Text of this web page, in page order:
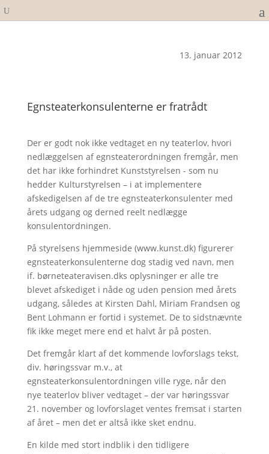
13. januar 2012
Egnsteaterkonsulenterne er fratrådt
Der er godt nok ikke vedtaget en ny teaterlov, hvori
nedlæggelsen af egnsteaterordningen fremgår, men
det har ikke forhindret Kunststyrelsen ­- som nu
hedder Kulturstyrelsen – i at implementere
afskedigelsen af de tre egnsteaterkonsulenter med
årets udgang og derned reelt nedlægge
konsulentordningen.
På styrelsens hjemmeside (www.kunst.dk) figurerer
egnsteaterkonsulenterne dog stadig ved navn, men
if. børneteateravisen.dks oplysninger er alle tre
blevet afskediget i nåde og uden pension med årets
udgang, således at Kirsten Dahl, Miriam Frandsen og
Bent Lohmann er fortid i systemet. De to sidstnævnte
fik ikke meget mere end et halvt år på posten.
Det fremgår klart af det kommende lovforslags tekst,
div. høringssvar m.v., at
egnsteaterkonsulentordningen ville ryge, når den
nye teaterlov bliver vedtaget – der var høringssvar
21. november og lovforslaget ventes fremsat i starten
af året – men det er altså ikke sket endnu.
En kilde med stort indblik i den tidligere